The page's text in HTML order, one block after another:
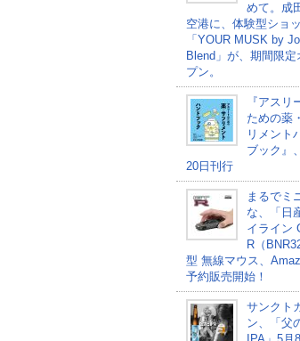
めて。成
空港に、体験型ショ
「YOUR MUSK by
Blend」が、期間限定
プン。
『アスリ
ための薬
リメント
ブック』
20日刊行
まるでミ
な、「日
イライン
R（
型 無線マウス、
予約販売開始！
サンクト
ン、「父